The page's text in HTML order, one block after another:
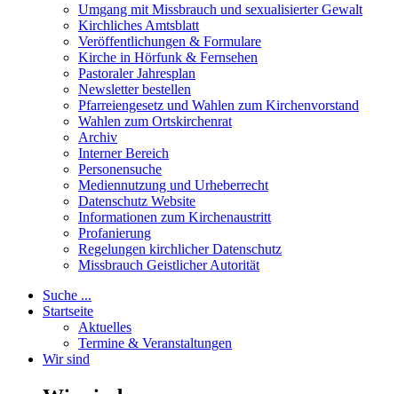
Umgang mit Missbrauch und sexualisierter Gewalt
Kirchliches Amtsblatt
Veröffentlichungen & Formulare
Kirche in Hörfunk & Fernsehen
Pastoraler Jahresplan
Newsletter bestellen
Pfarreiengesetz und Wahlen zum Kirchenvorstand
Wahlen zum Ortskirchenrat
Archiv
Interner Bereich
Personensuche
Mediennutzung und Urheberrecht
Datenschutz Website
Informationen zum Kirchenaustritt
Profanierung
Regelungen kirchlicher Datenschutz
Missbrauch Geistlicher Autorität
Suche ...
Startseite
Aktuelles
Termine & Veranstaltungen
Wir sind